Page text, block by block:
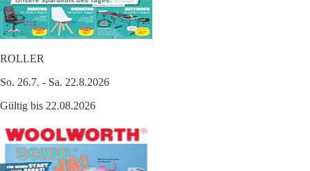
ROLLER
So. 26.7. - Sa. 22.8.2026
Gültig bis 22.08.2026